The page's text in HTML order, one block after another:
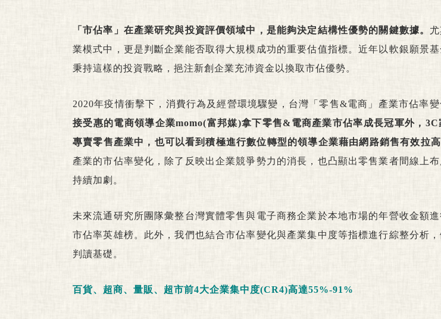
「市佔率」在產業研究與投資評價領域中，是能夠決定結構性優勢的關鍵數據。
業模式中，更是判斷企業能否取得大規模成功的重要估值指標。近年以軟銀願景
秉持這樣的投資戰略，挹注新創企業充沛資金以換取市佔優勢。
2020年疫情衝擊下，消費行為及經營環境驟變，台灣「零售&電商」產業市佔率變
接受惠的電商領導企業momo(富邦媒)拿下零售&電商產業市佔率成長冠軍外，
專賣零售產業中，也可以看到積極進行數位轉型的領導企業藉由網路銷售有效拉高
產業的市佔率變化，除了反映出企業競爭勢力的消長，也凸顯出零售業者間線上
持續加劇。
未來流通研究所團隊彙整台灣實體零售與電子商務企業於本地市場的年營收金額
市佔率英雄榜。此外，我們也結合市佔率變化與產業集中度等指標進行綜整分析
判讀基礎。
百貨、超商、量販、超市前4大企業集中度(CR4)高達55%-91%